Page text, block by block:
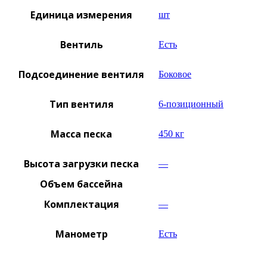
Единица измерения шт
Вентиль Есть
Подсоединение вентиля Боковое
Тип вентиля 6-позиционный
Масса песка 450 кг
Высота загрузки песка —
Объем бассейна
Комплектация
—
Манометр Есть